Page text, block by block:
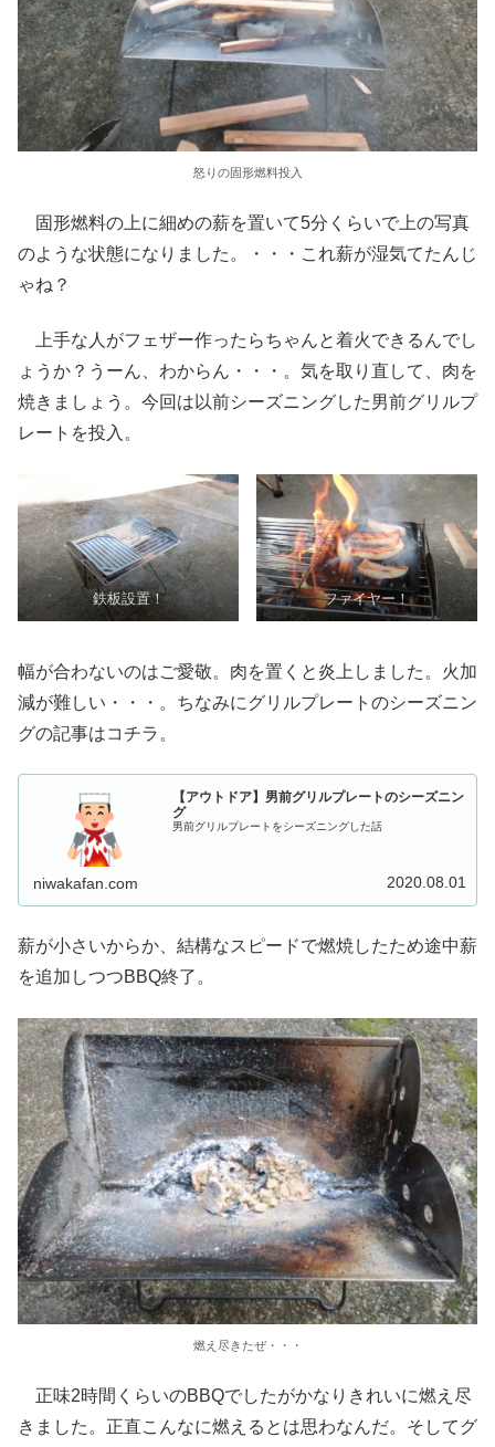
怒りの固形燃料投入
固形燃料の上に細めの薪を置いて5分くらいで上の写真
のような状態になりました。・・・これ薪が湿気てたんじ
ゃね？
上手な人がフェザー作ったらちゃんと着火できるんでし
ょうか？うーん、わからん・・・。気を取り直して、肉を
焼きましょう。今回は以前シーズニングした男前グリルプ
レートを投入。
鉄板設置！ ファイヤー！
幅が合わないのはご愛敬。肉を置くと炎上しました。火加
減が難しい・・・。ちなみにグリルプレートのシーズニン
グの記事はコチラ。
【アウトドア】男前グリルプレートのシーズニン
グ
男前グリルプレートをシーズニングした話
niwakafan.com 2020.08.01
薪が小さいからか、結構なスピードで燃焼したため途中薪
を追加しつつBBQ終了。
燃え尽きたぜ・・・
正味2時間くらいのBBQでしたがかなりきれいに燃え尽
きました。正直こんなに燃えるとは思わなんだ。そしてグ